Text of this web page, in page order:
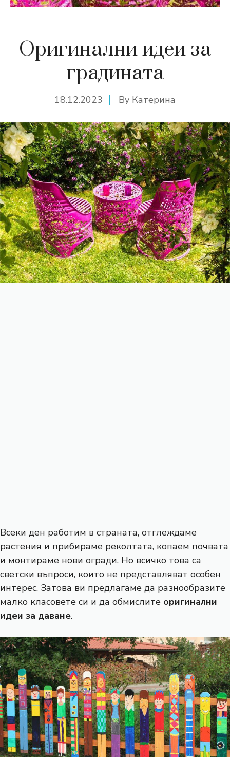
Оригинални идеи за
градината
18.12.2023 By Катерина
Всеки ден работим в страната, отглеждаме
растения и прибираме реколтата, копаем почвата
и монтираме нови огради. Но всичко това са
светски въпроси, които не представляват особен
интерес. Затова ви предлагаме да разнообразите
малко класовете си и да обмислите оригинални
идеи за даване.